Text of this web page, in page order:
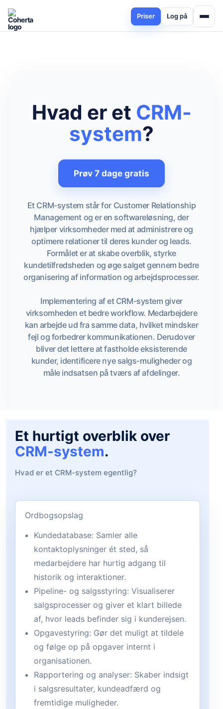
Priser Log på
Hvad er et CRM-
system?
Prøv 7 dage gratis
Et CRM-system står for Customer Relationship
Management og er en softwareløsning, der
hjælper virksomheder med at administrere og
optimere relationer til deres kunder og leads.
Formålet er at skabe overblik, styrke
kundetilfredsheden og øge salget gennem bedre
organisering af information og arbejdsprocesser.
Implementering af et CRM-system giver
virksomheden et bedre workflow. Medarbejdere
kan arbejde ud fra samme data, hvilket mindsker
fejl og forbedrer kommunikationen. Derudover
bliver det lettere at fastholde eksisterende
kunder, identificere nye salgs-muligheder og
måle indsatsen på tværs af afdelinger.
Et hurtigt overblik over
CRM-system.
Hvad er et CRM-system egentlig?
Ordbogsopslag
Kundedatabase: Samler alle
kontaktoplysninger ét sted, så
medarbejdere har hurtig adgang til
historik og interaktioner.
Pipeline- og salgsstyring: Visualiserer
salgsprocesser og giver et klart billede
af, hvor leads befinder sig i kunderejsen.
Opgavestyring: Gør det muligt at tildele
og følge op på opgaver internt i
organisationen.
Rapportering og analyser: Skaber indsigt
i salgsresultater, kundeadfærd og
fremtidige muligheder.